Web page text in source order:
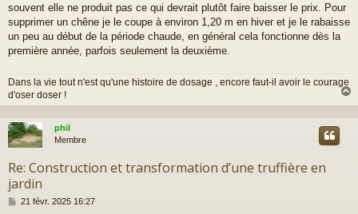
souvent elle ne produit pas ce qui devrait plutôt faire baisser le prix. Pour
supprimer un chêne je le coupe à environ 1,20 m en hiver et je le rabaisse
un peu au début de la période chaude, en général cela fonctionne dès la
première année, parfois seulement la deuxième.
Dans la vie tout n'est qu'une histoire de dosage , encore faut-il avoir le courage
d'oser doser !
a
phil
Membre
Re: Construction et transformation d’une truffière en
jardin
M
21 févr. 2025 16:27